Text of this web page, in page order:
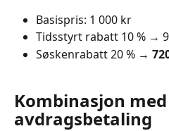
Basispris: 1 000 kr
Tidsstyrt rabatt 10 % →
Søskenrabatt 20 % →
Kombinasjon med
avdragsbetaling